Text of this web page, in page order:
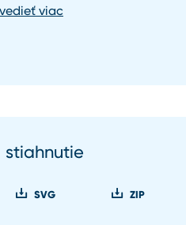
viac
stiahnutie
SVG ZIP